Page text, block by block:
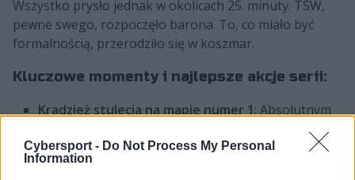
Cybersport - Do Not Process My Personal
Information
Wszystko prysło jednak w okolicach 25. minuty. TSW,
pewne swego, rozpoczęło barona. To, co miało być
formalnością, przerodziło się w koszmar.
Kluczowe momenty i najlepsze akcje serii:
Kradzież stulecia na mapie numer 1: Absolutnym
kuriozalna sytuacja wokół Barona. Leśnik TSW,
Hizto, popełnił niewytłumaczalny błąd, drastycznie